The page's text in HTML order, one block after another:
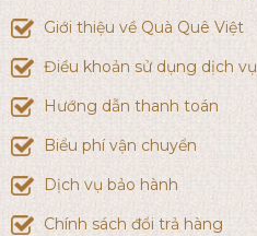
Giới thiệu về Quà Quê Việt
Điều khoản sử dụng dịch vụ
Hướng dẫn thanh toán
Biểu phí vận chuyển
Dịch vụ bảo hành
Chính sách đổi trả hàng